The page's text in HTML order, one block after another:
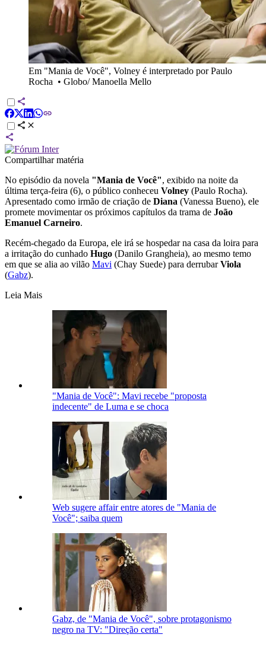
Em "Mania de Você", Volney é interpretado por Paulo
Rocha • Globo/ Manoella Mello
Compartilhar matéria
No episódio da novela "Mania de Você", exibido na noite da
última terça-feira (6), o público conheceu Volney (Paulo Rocha).
Apresentado como irmão de criação de Diana (Vanessa Bueno), ele
promete movimentar os próximos capítulos da trama de João
Emanuel Carneiro.
Recém-chegado da Europa, ele irá se hospedar na casa da loira para
a irritação do cunhado Hugo (Danilo Grangheia), ao mesmo temo
em que se alia ao vilão Mavi (Chay Suede) para derrubarViola
(Gabz).
Leia Mais
"Mania de Você": Mavi recebe "proposta
indecente" de Luma e se choca
Web sugere affair entre atores de "Mania de
Você"; saiba quem
Gabz, de "Mania de Você", sobre protagonismo
negro na TV: "Direção certa"